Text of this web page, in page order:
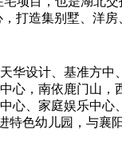
打造集别墅、洋
设计、基准方中
，南依鹿门山，
家庭娱乐中心
幼儿园，与襄